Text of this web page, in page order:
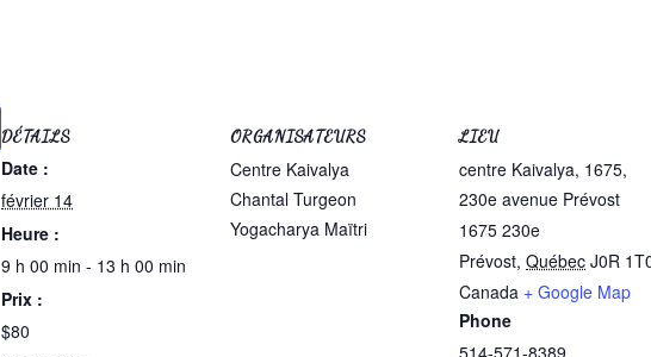
DÉTAILS
Date :
février 14
Heure :
9 h 00 min - 13 h 00 min
Prix :
$80
ORGANISATEURS
Centre Kaivalya
Chantal Turgeon
Yogacharya Maïtri
LIEU
centre Kaivalya, 1675,
230e avenue Prévost
1675 230e
Prévost, Québec J0R
Canada + Google Map
Phone
514-571-8389